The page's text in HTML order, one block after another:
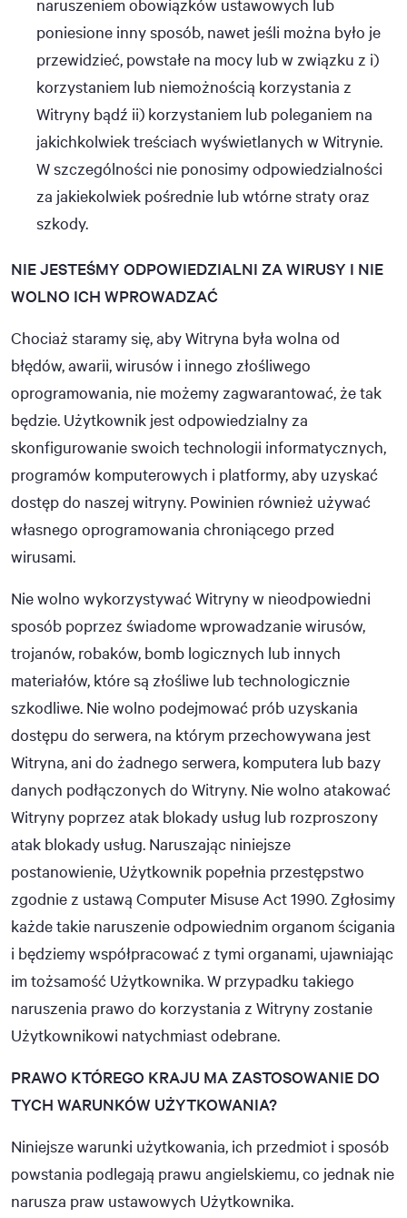
naruszeniem obowiązków ustawowych lub
poniesione inny sposób, nawet jeśli można było je
przewidzieć, powstałe na mocy lub w związku z i)
korzystaniem lub niemożnością korzystania z
Witryny bądź ii) korzystaniem lub poleganiem na
jakichkolwiek treściach wyświetlanych w Witrynie.
W szczególności nie ponosimy odpowiedzialności
za jakiekolwiek pośrednie lub wtórne straty oraz
szkody.
NIE JESTEŚMY ODPOWIEDZIALNI ZA WIRUSY I NIE
WOLNO ICH WPROWADZAĆ
Chociaż staramy się, aby Witryna była wolna od
błędów, awarii, wirusów i innego złośliwego
oprogramowania, nie możemy zagwarantować, że tak
będzie. Użytkownik jest odpowiedzialny za
skonfigurowanie swoich technologii informatycznych,
programów komputerowych i platformy, aby uzyskać
dostęp do naszej witryny. Powinien również używać
własnego oprogramowania chroniącego przed
wirusami.
Nie wolno wykorzystywać Witryny w nieodpowiedni
sposób poprzez świadome wprowadzanie wirusów,
trojanów, robaków, bomb logicznych lub innych
materiałów, które są złośliwe lub technologicznie
szkodliwe. Nie wolno podejmować prób uzyskania
dostępu do serwera, na którym przechowywana jest
Witryna, ani do żadnego serwera, komputera lub bazy
danych podłączonych do Witryny. Nie wolno atakować
Witryny poprzez atak blokady usług lub rozproszony
atak blokady usług. Naruszając niniejsze
postanowienie, Użytkownik popełnia przestępstwo
zgodnie z ustawą Computer Misuse Act 1990. Zgłosimy
każde takie naruszenie odpowiednim organom ścigania
i będziemy współpracować z tymi organami, ujawniając
im tożsamość Użytkownika. W przypadku takiego
naruszenia prawo do korzystania z Witryny zostanie
Użytkownikowi natychmiast odebrane.
PRAWO KTÓREGO KRAJU MA ZASTOSOWANIE DO
TYCH WARUNKÓW UŻYTKOWANIA?
Niniejsze warunki użytkowania, ich przedmiot i sposób
powstania podlegają prawu angielskiemu, co jednak nie
narusza praw ustawowych Użytkownika.